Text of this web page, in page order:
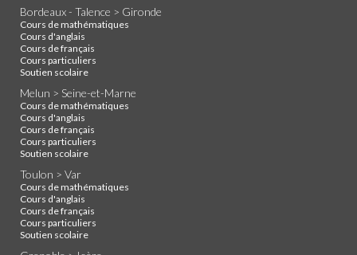
Bordeaux - Talence > Gironde
Cours de mathématiques
Cours d'anglais
Cours de français
Cours particuliers
Soutien scolaire
Melun > Seine-et-Marne
Cours de mathématiques
Cours d'anglais
Cours de français
Cours particuliers
Soutien scolaire
Toulon > Var
Cours de mathématiques
Cours d'anglais
Cours de français
Cours particuliers
Soutien scolaire